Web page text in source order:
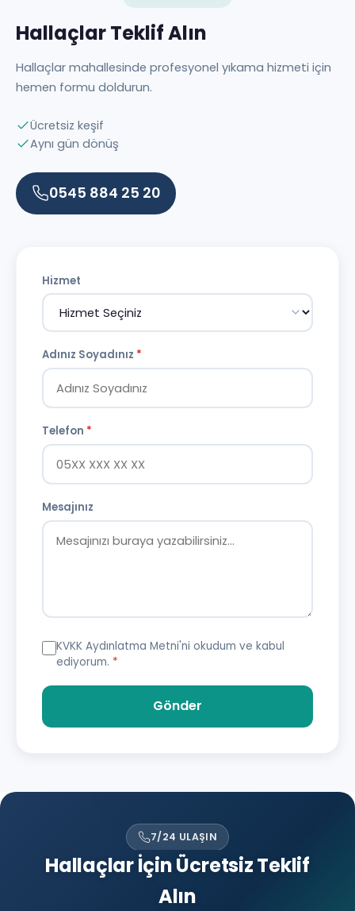
Hallaçlar Teklif Alın
Hallaçlar mahallesinde profesyonel yıkama hizmeti için
hemen formu doldurun.
Ücretsiz keşif
Aynı gün dönüş
0545 884 25 20
Hizmet
Adınız Soyadınız *
Telefon *
Mesajınız
KVKK Aydınlatma Metni'ni okudum ve kabul
ediyorum. *
Gönder
7/24 ULAŞIN
Hallaçlar İçin Ücretsiz Teklif
Alın